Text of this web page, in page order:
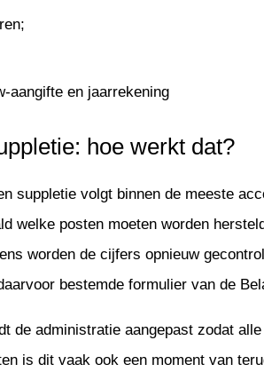
aangifte en jaarrekening
hoe werkt dat?
suppletie volgt binnen de meeste
welke posten moeten worden
worden de cijfers opnieuw
bestemde formulier van de
de administratie aangepast zodat
is dit vaak ook een moment van